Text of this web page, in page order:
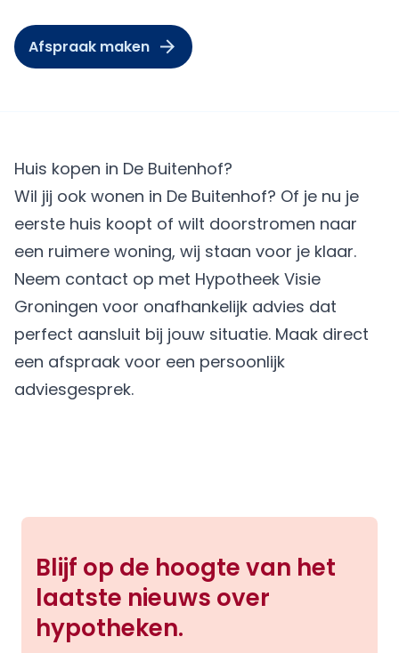
Afspraak maken
Huis kopen in De Buitenhof?
Wil jij ook wonen in De Buitenhof? Of je nu je
eerste huis koopt of wilt doorstromen naar
een ruimere woning, wij staan voor je klaar.
Neem contact op met Hypotheek Visie
Groningen voor onafhankelijk advies dat
perfect aansluit bij jouw situatie. Maak direct
een afspraak voor een persoonlijk
adviesgesprek.
Blijf op de hoogte van het
laatste nieuws over
hypotheken.